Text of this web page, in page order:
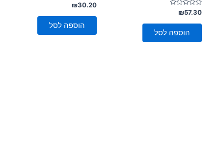
דורג
0
מתוך
₪57.30
הוספה לסל
דורג
0
מתוך
₪30.20
הוספה לסל